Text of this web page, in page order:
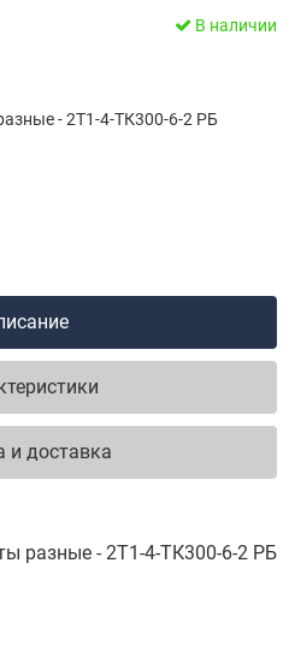
В наличии
- 2Т1-4-ТК300-6-2 РБ
и доставка
разные - 2Т1-4-ТК300-6-2 РБ